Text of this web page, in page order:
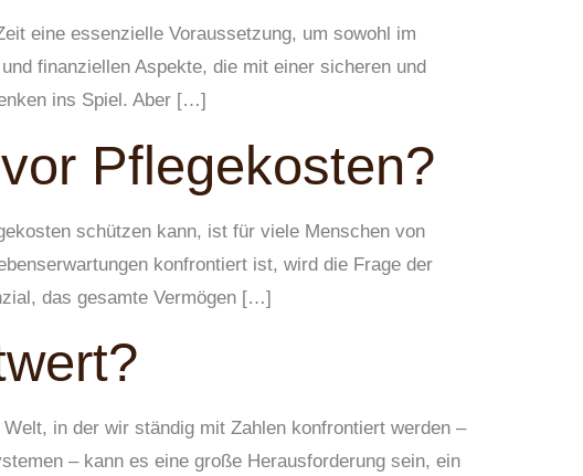
eine essenzielle Voraussetzung, um sowohl im
finanziellen Aspekte, die mit einer sicheren und
ins Spiel. Aber […]
Pflegekosten?
schützen kann, ist für viele Menschen von
konfrontiert ist, wird die Frage der
das gesamte Vermögen […]
in der wir ständig mit Zahlen konfrontiert werden –
– kann es eine große Herausforderung sein, ein